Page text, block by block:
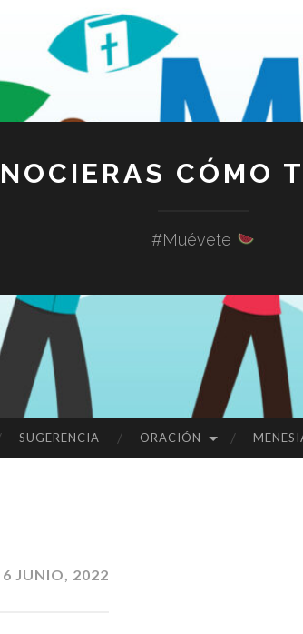
CÓMO
#Muévete
SUGERENCIA ORACIÓN
6 JUNIO, 2022